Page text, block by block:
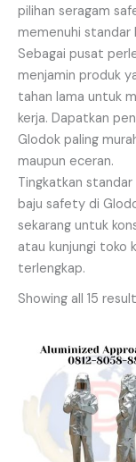
pilihan seragam
memenuhi standar
Sebagai pusat
menjamin produk
tahan lama untuk
kerja. Dapatkan
Glodok paling
maupun eceran.
Tingkatkan
baju safety di
sekarang untuk
atau kunjungi toko
terlengkap.
Showing all 15